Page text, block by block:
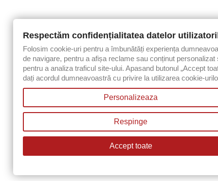
Respectăm confidențialitatea datelor
Folosim cookie-uri pentru a îmbunătăți experiența
de navigare, pentru a afișa reclame sau conținut personalizat
pentru a analiza traficul site-ului. Apasand butonul „Accept
dați acordul dumneavoastră cu privire la utilizarea cookie-
Personalizeaza
Respinge
Accept toate